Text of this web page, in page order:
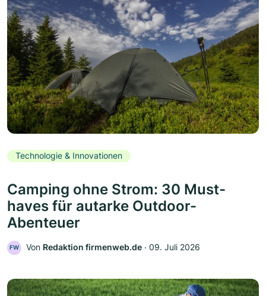
Technologie & Innovationen
Camping ohne Strom: 30 Must-
haves für autarke Outdoor-
Abenteuer
FW Von Redaktion firmenweb.de ‧ 09. Juli 2026